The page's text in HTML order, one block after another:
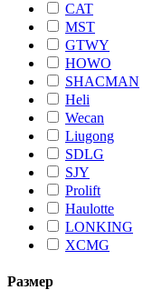
CAT
MST
GTWY
HOWO
SHACMAN
Heli
Wecan
Liugong
SDLG
SJY
Prolift
Haulotte
LONKING
XCMG
Размер